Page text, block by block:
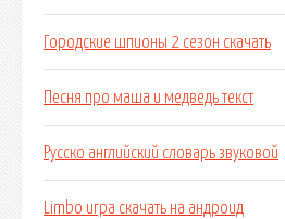
Городские шпионы 2 сезон скачать
Песня про маша и медведь текст
Русско английский словарь звуковой
Limbo игра скачать на андроид